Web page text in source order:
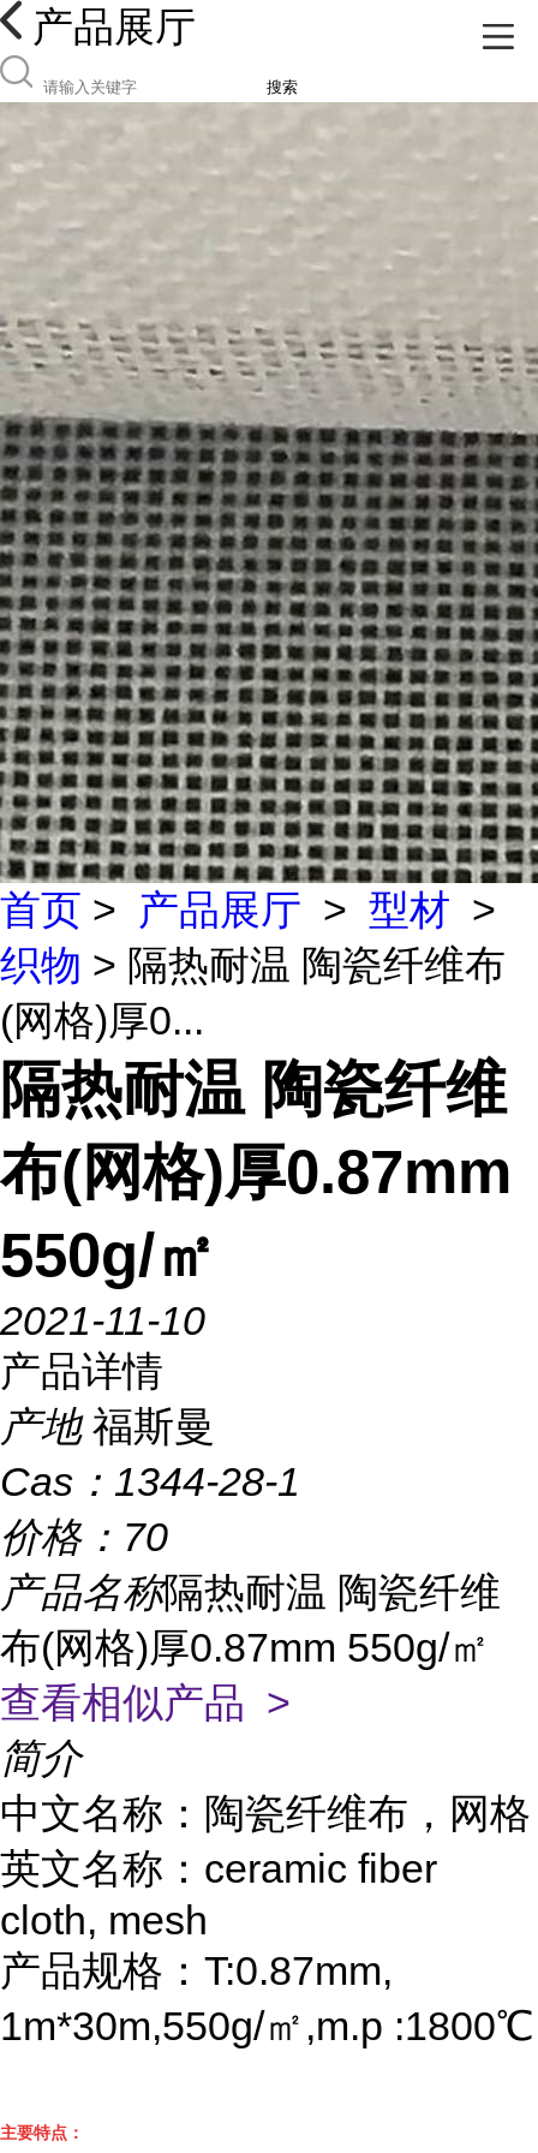
产品展厅
搜索
首页 > 产品展厅 > 型材 >
织物 > 隔热耐温 陶瓷纤维布
(网格)厚0...
隔热耐温 陶瓷纤维
布(网格)厚0.87mm
550g/㎡
2021-11-10
产品详情
产地 福斯曼
Cas： 1344-28-1
价格： 70
产品名称隔热耐温 陶瓷纤维
布(网格)厚0.87mm 550g/㎡
查看相似产品 >
简介
中文名称：陶瓷纤维布，网格
英文名称：ceramic fiber
cloth, mesh
产品规格：T:0.87mm,
1m*30m,550g/㎡,m.p :1800℃
主要特点 ：